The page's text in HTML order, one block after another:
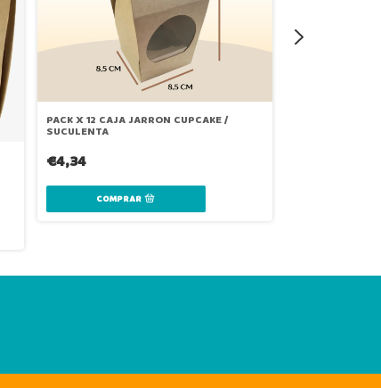
PACK X 12 CAJA JARRON CUPCAKE /
SUCULENTA
€4,34